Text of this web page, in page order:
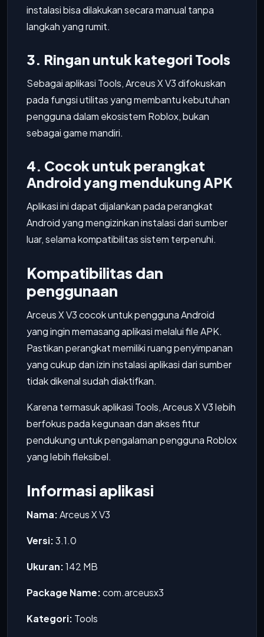
instalasi bisa dilakukan secara manual tanpa
langkah yang rumit.
3. Ringan untuk kategori Tools
Sebagai aplikasi Tools, Arceus X V3 difokuskan
pada fungsi utilitas yang membantu kebutuhan
pengguna dalam ekosistem Roblox, bukan
sebagai game mandiri.
4. Cocok untuk perangkat
Android yang mendukung APK
Aplikasi ini dapat dijalankan pada perangkat
Android yang mengizinkan instalasi dari sumber
luar, selama kompatibilitas sistem terpenuhi.
Kompatibilitas dan
penggunaan
Arceus X V3 cocok untuk pengguna Android
yang ingin memasang aplikasi melalui file APK.
Pastikan perangkat memiliki ruang penyimpanan
yang cukup dan izin instalasi aplikasi dari sumber
tidak dikenal sudah diaktifkan.
Karena termasuk aplikasi Tools, Arceus X V3 lebih
berfokus pada kegunaan dan akses fitur
pendukung untuk pengalaman pengguna Roblox
yang lebih fleksibel.
Informasi aplikasi
Nama:Arceus X V3
Versi:3.1.0
Ukuran:142 MB
Package Name:com.arceusx3
Kategori: Tools